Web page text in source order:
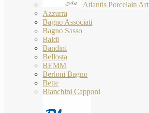
Atlantis Porcelain Art
Azzurra
Bagno Associati
Bagno Sasso
Baldi
Bandini
Bellosta
BEMM
Berloni Bagno
Bette
Bianchini Capponi